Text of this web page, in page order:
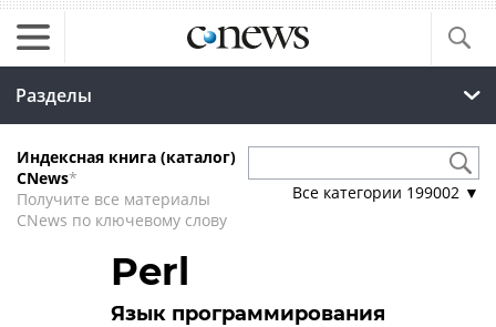
Разделы
Индексная книга (каталог)
CNews*
Получите все материалы
CNews по ключевому слову
Все категории 199002 ▼
Perl
Язык программирования